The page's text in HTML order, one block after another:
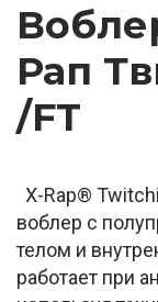
Рап
/FT
X-Rap®
воблер с
телом и
работает при